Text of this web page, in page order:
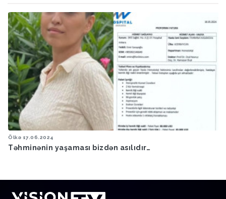
Ölkə 17.06.2024
Təhminənin yaşaması bizdən asılıdır…